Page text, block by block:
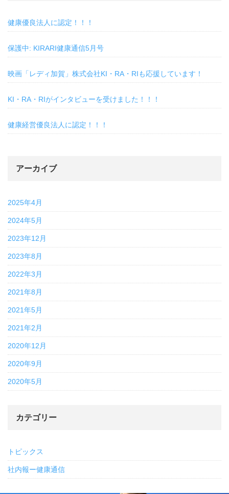
健康優良法人に認定！！！
保護中: KIRARI健康通信5月号
映画「レディ加賀」株式会社KI・RA・RIも応援しています！
KI・RA・RIがインタビューを受けました！！！
健康経営優良法人に認定！！！
アーカイブ
2025年4月
2024年5月
2023年12月
2023年8月
2022年3月
2021年8月
2021年5月
2021年2月
2020年12月
2020年9月
2020年5月
カテゴリー
トピックス
社内報ー健康通信